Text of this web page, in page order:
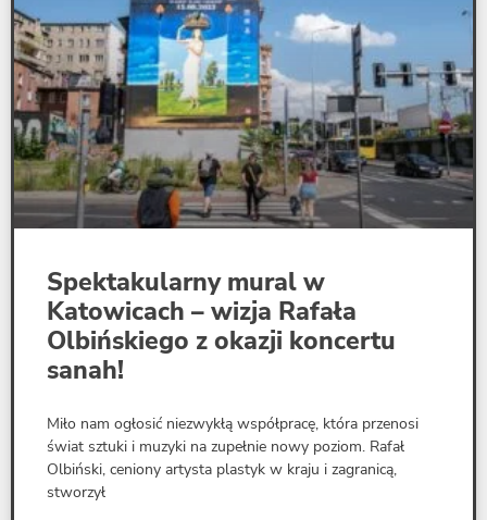
Spektakularny mural w
Katowicach – wizja Rafała
Olbińskiego z okazji koncertu
sanah!
Miło nam ogłosić niezwykłą współpracę, która przenosi
świat sztuki i muzyki na zupełnie nowy poziom. Rafał
Olbiński, ceniony artysta plastyk w kraju i zagranicą,
stworzył